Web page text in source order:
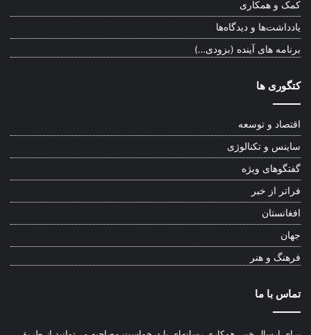
کمک و همکاری
یادداشت‌ها و دیدگاه‌ها
برنامه های آینده (بزودی…)
کتگوری ها
اقتصاد و توسعه
ساینس و تکنالوژی
گفتگوهای ویژه
فراتر از خبر
افغانستان
جهان
فرهنگ و هنر
تماس با ما